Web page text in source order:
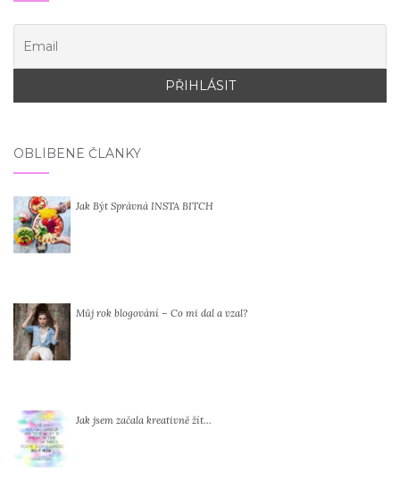
OBLÍBENÉ ČLÁNKY
Jak Být Správná INSTA BITCH
Můj rok blogování – Co mi dal a vzal?
Jak jsem začala kreativně žít…